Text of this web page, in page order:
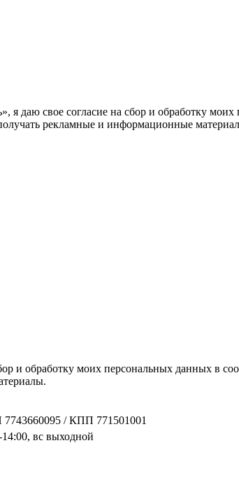
даю свое согласие на сбор и обработку моих
рекламные и информационные
и обработку моих персональных данных в
/ КПП 771501001
вс выходной